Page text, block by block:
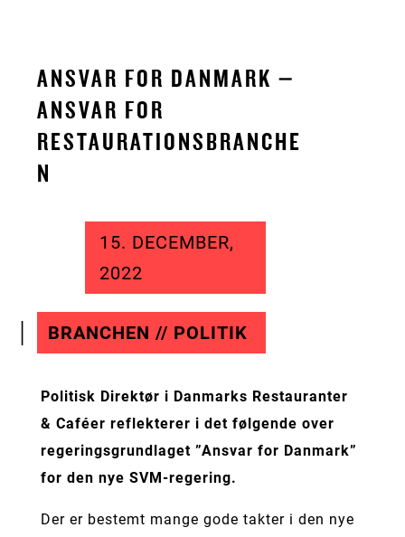
ANSVAR FOR DANMARK –
ANSVAR FOR
RESTAURATIONSBRANCHE
N
15. DECEMBER,
2022
BRANCHEN // POLITIK
Politisk Direktør i Danmarks Restauranter
& Caféer reflekterer i det følgende over
regeringsgrundlaget ”Ansvar for Danmark”
for den nye SVM-regering.
Der er bestemt mange gode takter i den nye